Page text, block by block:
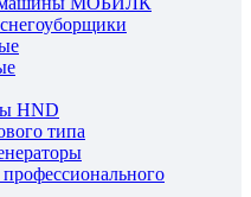
HND
типа